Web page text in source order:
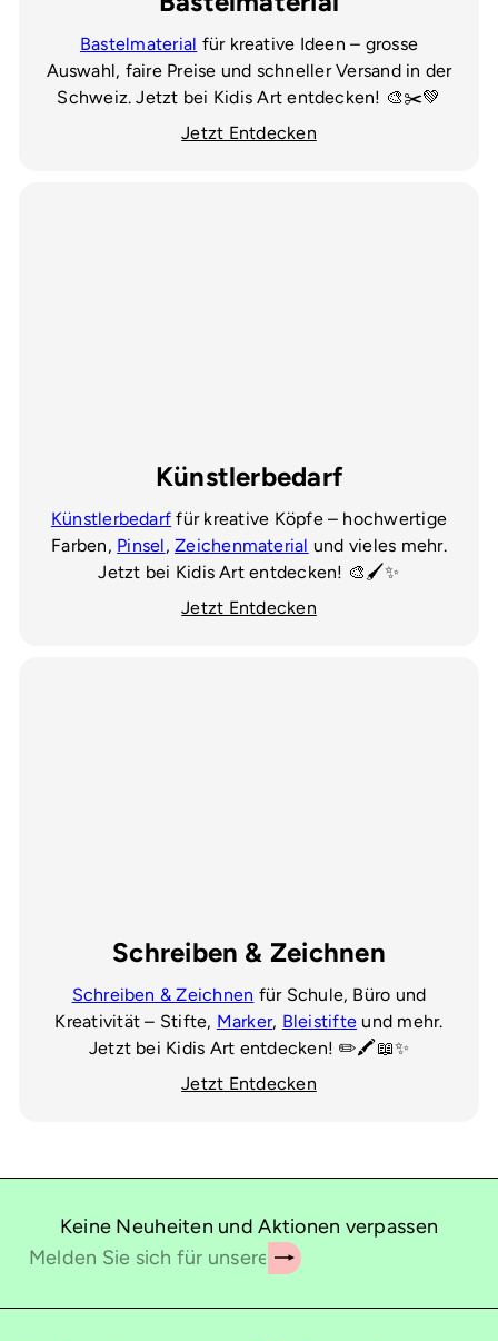
Bastelmaterial für kreative Ideen – grosse
Auswahl, faire Preise und schneller Versand in der
Schweiz. Jetzt bei Kidis Art entdecken! 🎨✂️💚
Jetzt Entdecken
Künstlerbedarf
Künstlerbedarf für kreative Köpfe – hochwertige
Farben, Pinsel,Zeichenmaterial und vieles mehr.
Jetzt bei Kidis Art entdecken! 🎨🖌️✨
Jetzt Entdecken
Schreiben & Zeichnen
Schreiben & Zeichnen für Schule, Büro und
Kreativität – Stifte, Marker, Bleistifte und mehr.
Jetzt bei Kidis Art entdecken! ✏️🖍️📖✨
Jetzt Entdecken
Keine Neuheiten und Aktionen verpassen
Abonnieren
Melden
sich